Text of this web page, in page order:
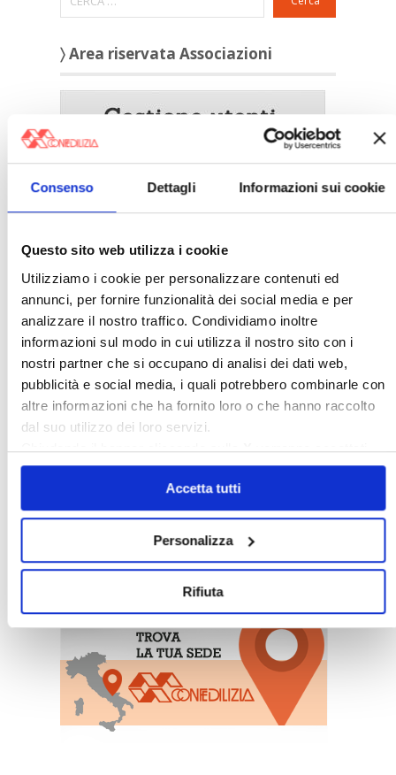
Consenso Dettagli Informazioni sui cookie
Questo sito web utilizza i cookie
Utilizziamo i cookie per personalizzare contenuti ed
annunci, per fornire funzionalità dei social media e per
analizzare il nostro traffico. Condividiamo inoltre
informazioni sul modo in cui utilizza il nostro sito con i
nostri partner che si occupano di analisi dei dati web,
pubblicità e social media, i quali potrebbero combinarle con
altre informazioni che ha fornito loro o che hanno raccolto
dal suo utilizzo dei loro servizi.
Chiudendo il banner cliccando sullaXverranno accettati
solo i cookie necessari.
Accetta tutti
Personalizza
Rifiuta
〉 Area riservata Associazioni
〉 5 ragioni per aderire a Confedilizia
〉 Sedi Territoriali